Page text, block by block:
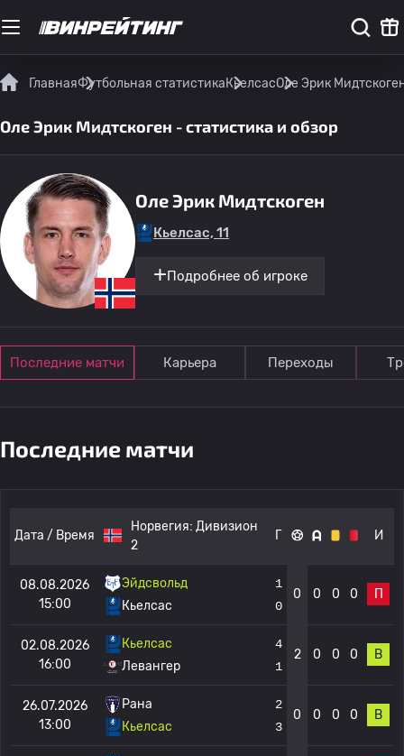
ГлавнаяФутбольная статистикаКьелсасОле Эрик
Оле Эрик Мидтскоген - статистика и обзор
Оле Эрик Мидтскоген
Кьелсас, 11
Подробнее об игроке
Последние матчи Карьера Переходы
Последние матчи
Дата / Время
Норвегия: Дивизион
2
Г И
08.08.2026
15:00
Эйдсвольд
Кьелсас
1
0
0 0 0 0 П
02.08.2026
16:00
Кьелсас
Левангер
4
1
2 0 0 0 В
26.07.2026
13:00
Рана
Кьелсас
2
3
0 0 0 0 В